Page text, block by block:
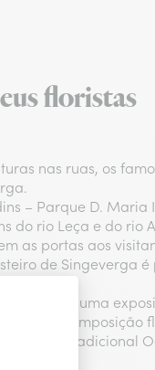
floristas
nas ruas, os
– Parque D. Maria
do rio Leça e do rio
as portas aos
de Singeverga
uma
melhor
na tradicional